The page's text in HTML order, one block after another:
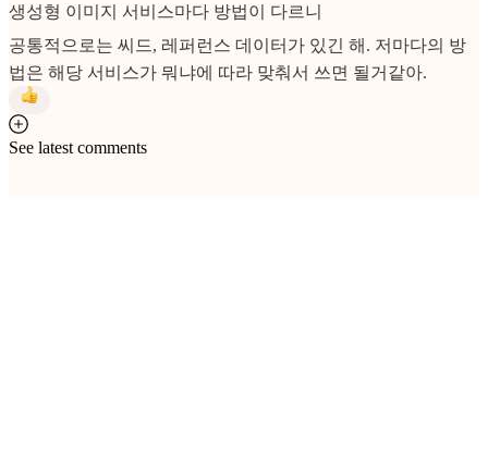
생성형 이미지 서비스마다 방법이 다르니
공통적으로는 씨드, 레퍼런스 데이터가 있긴 해. 저마다의 방
법은 해당 서비스가 뭐냐에 따라 맞춰서 쓰면 될거같아.
See latest comments